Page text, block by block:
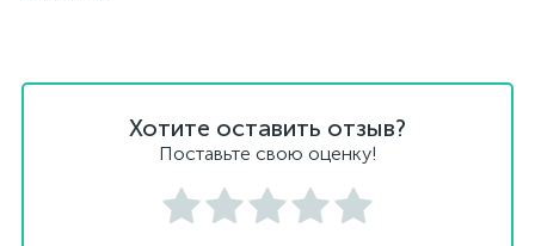
Хотите оставить отзыв?
Поставьте свою оценку!